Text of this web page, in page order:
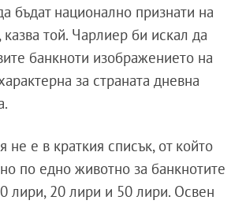
бъдат национално признати на
казва той. Чарлиер би искал да
банкноти изображението на
за страната дневна
не е в краткия списък, от който
по едно животно за банкнотите
лири, 20 лири и 50 лири. Освен